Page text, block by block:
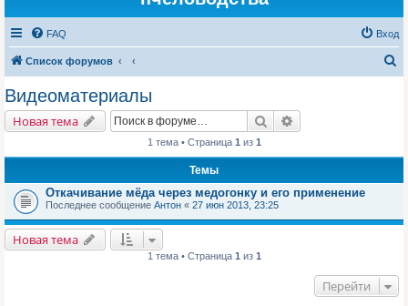
FAQ Вход
Список форумов
Видеоматериалы
Новая тема Поиск
1 тема • Страница 1 из 1
Темы
Откачивание мёда через медогонку и его применение
Последнее сообщение Антон « 27 июн 2013, 23:25
Новая тема
1 тема • Страница 1 из 1
Перейти